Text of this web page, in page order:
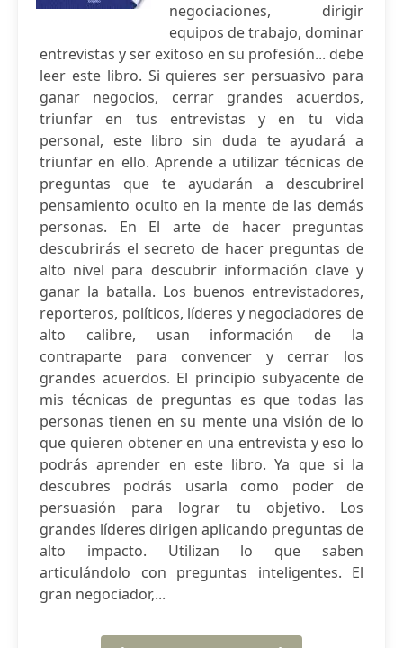
negociaciones, dirigir
equipos de trabajo, dominar
entrevistas y ser exitoso en su profesión... debe
leer este libro. Si quieres ser persuasivo para
ganar negocios, cerrar grandes acuerdos,
triunfar en tus entrevistas y en tu vida
personal, este libro sin duda te ayudará a
triunfar en ello. Aprende a utilizar técnicas de
preguntas que te ayudarán a descubrirel
pensamiento oculto en la mente de las demás
personas. En El arte de hacer preguntas
descubrirás el secreto de hacer preguntas de
alto nivel para descubrir información clave y
ganar la batalla. Los buenos entrevistadores,
reporteros, políticos, líderes y negociadores de
alto calibre, usan información de la
contraparte para convencer y cerrar los
grandes acuerdos. El principio subyacente de
mis técnicas de preguntas es que todas las
personas tienen en su mente una visión de lo
que quieren obtener en una entrevista y eso lo
podrás aprender en este libro. Ya que si la
descubres podrás usarla como poder de
persuasión para lograr tu objetivo. Los
grandes líderes dirigen aplicando preguntas de
alto impacto. Utilizan lo que saben
articulándolo con preguntas inteligentes. El
gran negociador,...